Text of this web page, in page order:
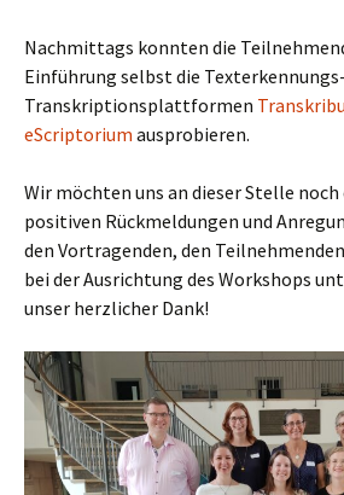
Nachmittags konnten die
Einführung selbst die
Transkriptionsplattformen
eScriptorium ausprobieren.
Wir möchten uns an dieser Stelle
positiven Rückmeldungen und
den Vortragenden, den
bei der Ausrichtung des Workshops
unser herzlicher Dank!